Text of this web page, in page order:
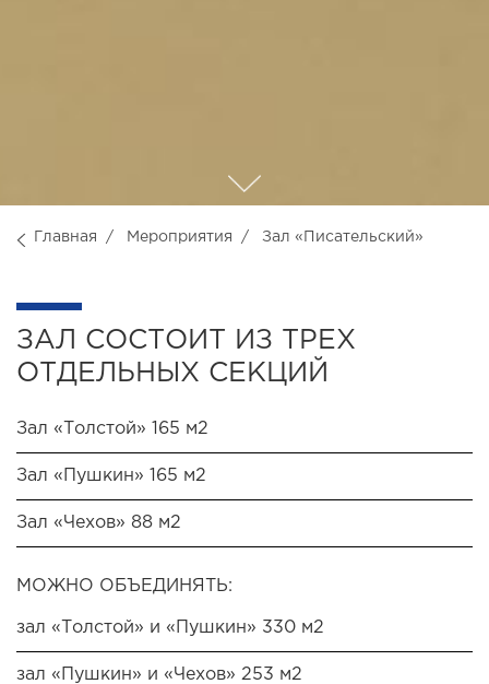
Главная Мероприятия Зал «Писательский»
ЗАЛ СОСТОИТ ИЗ ТРЕХ
ОТДЕЛЬНЫХ СЕКЦИЙ
Зал «Толстой» 165 м2
Зал «Пушкин» 165 м2
Зал «Чехов» 88 м2
МОЖНО ОБЪЕДИНЯТЬ:
зал «Толстой» и «Пушкин» 330 м2
зал «Пушкин» и «Чехов» 253 м2